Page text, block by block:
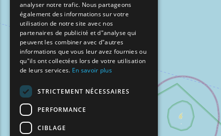
BULGARIAN
GERMAN
ROMANIAN
TURKISH
analyser notre trafic. Nous partageons
également des informations sur votre
utilisation de notre site avec nos
partenaires de publicité et d"analyse qui
peuvent les combiner avec d"autres
informations que vous leur avez fournies ou
qu"ils ont collectées lors de votre utilisation
de leurs services. En savoir plus
STRICTEMENT NÉCESSAIRES
PERFORMANCE
CIBLAGE